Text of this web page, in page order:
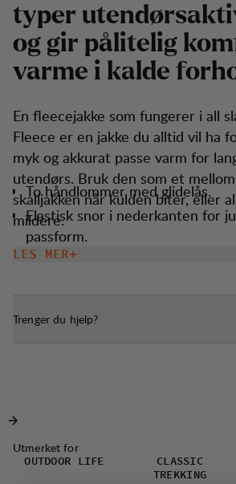
typer utendørsakti
og gir pålitelig kom
varme i kalde forh
En fleecejakke som fungerer i all
Fleece er en jakke du alltid vil ha
myk og akkurat passe varm for
utendørs. Bruk den som et
skalljakken når kulden biter, eller
mildere.
To håndlommer med glidelås.
Elastisk snor i nederkanten for
passform.
LES MER
Trenger du hjelp?
Utmerket for
OUTDOOR LIFE
CLASSIC
TREKKING